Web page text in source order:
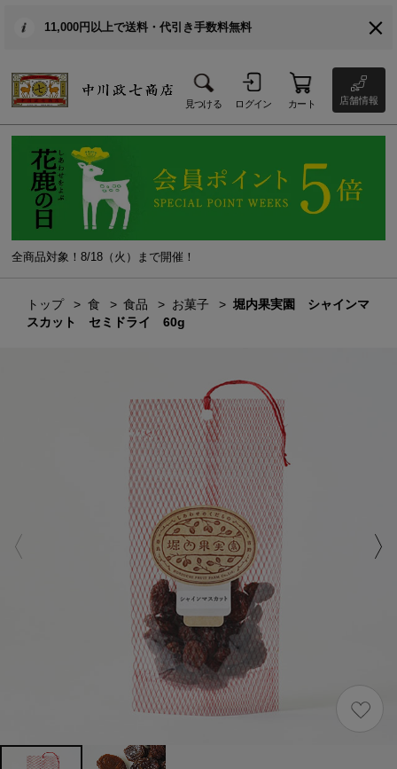
11,000円以上で送料・代引き手数料無料
見つける ログイン カート 店舗情報
全商品対象！8/18（火）まで開催！
トップ 食 食品 お菓子
堀内果実園 シャインマ
スカット セミドライ 60g